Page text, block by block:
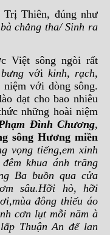
Thiên, đúng như
chẳng tha/ Sinh ra
Việt sông ngòi rất
với kinh, rạch,
với dòng sông.
dạt cho bao nhiêu
những hoài niệm
Đình Chương,
sông Hương miền
vọng tiếng,em xinh
khua ánh trăng
Ba buồn qua cửa
sâu.Hỡi hò, hỡi
đông thiếu áo
cơn lụt mỗi năm à
Thuận An để lan